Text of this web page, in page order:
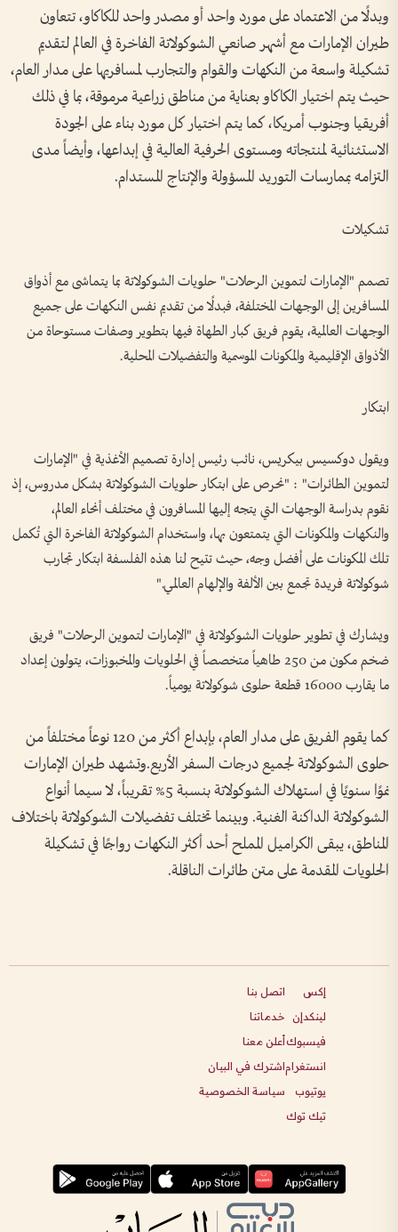
وبدلًا من الاعتماد على مورد واحد أو مصدر واحد للكاكاو، تتعاون
طيران الإمارات مع أشهر صانعي الشوكولاتة الفاخرة في العالم لتقديم
تشكيلة واسعة من النكهات والقوام والتجارب لمسافريها على مدار العام،
حيث يتم اختيار الكاكاو بعناية من مناطق زراعية مرموقة، بما في ذلك
أفريقيا وجنوب أمريكا، كما يتم اختيار كل مورد بناء على الجودة
الاستثنائية لمنتجاته ومستوى الحرفية العالية في إبداعها، وأيضاً مدى
التزامه بممارسات التوريد المسؤولة والإنتاج المستدام.
تشكيلات
تصمم "الإمارات لتموين الرحلات" حلويات الشوكولاتة بما يتماشى مع أذواق
المسافرين إلى الوجهات المختلفة، فبدلًا من تقديم نفس النكهات على جميع
الوجهات العالمية، يقوم فريق كبار الطهاة فيها بتطوير وصفات مستوحاة من
الأذواق الإقليمية والمكونات الموسمية والتفضيلات المحلية.
ابتكار
ويقول دوكسيس بيكريس، نائب رئيس إدارة تصميم الأغذية في "الإمارات
لتموين الطائرات" : "نحرص على ابتكار حلويات الشوكولاتة بشكل مدروس، إذ
نقوم بدراسة الوجهات التي يتجه إليها المسافرون في مختلف أنحاء العالم،
والنكهات والمكونات التي يتمتعون بها، واستخدام الشوكولاتة الفاخرة التي تُكمل
تلك المكونات على أفضل وجه، حيث تتيح لنا هذه الفلسفة ابتكار تجارب
شوكولاتة فريدة تجمع بين الألفة والإلهام العالمي."
ويشارك في تطوير حلويات الشوكولاتة في "الإمارات لتموين الرحلات" فريق
ضخم مكون من 250 طاهياً متخصصاً في الحلويات والمخبوزات، يتولون إعداد
ما يقارب 16000 قطعة حلوى شوكولاتة يومياً.
كما يقوم الفريق على مدار العام، بإبداع أكثر من 120 نوعاً مختلفاً من
حلوى الشوكولاتة لجميع درجات السفر الأربع.وتشهد طيران الإمارات
نموًا سنويًا في استهلاك الشوكولاتة بنسبة 5% تقريباً، لا سيما أنواع
الشوكولاتة الداكنة الغنية. وبينما تختلف تفضيلات الشوكولاتة باختلاف
المناطق، يبقى الكراميل المملح أحد أكثر النكهات رواجًا في تشكيلة
الحلويات المقدمة على متن طائرات الناقلة.
إكس
لينكدإن
فيسبوك
انستغرام
يوتيوب
تيك توك
اتصل بنا
خدماتنا
أعلن معنا
اشترك في البيان
سياسة الخصوصية